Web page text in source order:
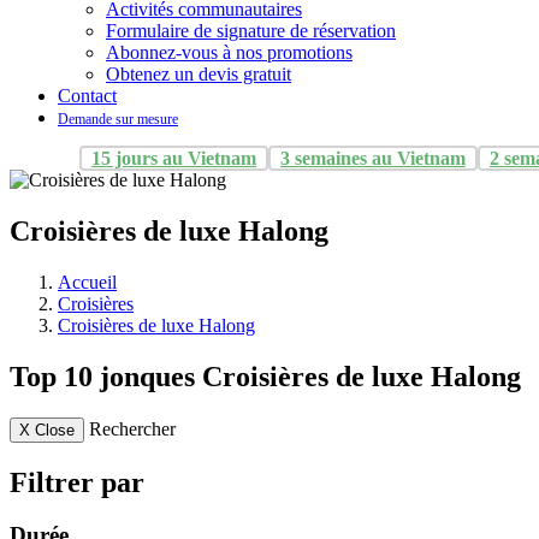
Activités communautaires
Formulaire de signature de réservation
Abonnez-vous à nos promotions
Obtenez un devis gratuit
Contact
Demande sur mesure
15 jours au Vietnam 3 semaines au Vietnam 2
Croisières de luxe Halong
Accueil
Croisières
Croisières de luxe Halong
Top 10 jonques Croisières de luxe Halong
X Close Rechercher
Filtrer par